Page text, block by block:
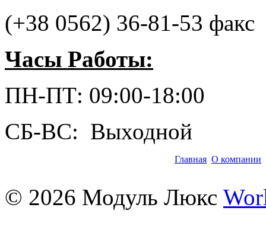
(+38 0562) 36-81-53 факс
Часы Работы:
ПН-ПТ: 09:00-18:00
СБ-ВС: Выходной
Главная О компании
© 2026 Модуль Люкс